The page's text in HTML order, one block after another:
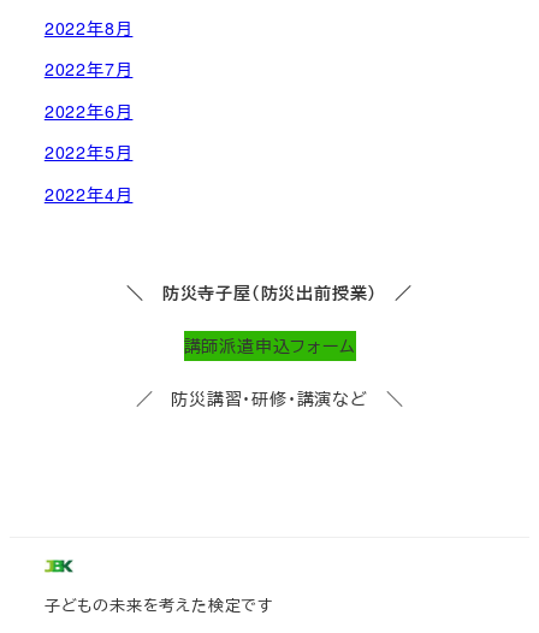
2022年8月
2022年7月
2022年6月
2022年5月
2022年4月
＼ 防災寺子屋（防災出前授業） ／
講師派遣申込フォーム
／ 防災講習・研修・講演など ＼
子どもの未来を考えた検定です